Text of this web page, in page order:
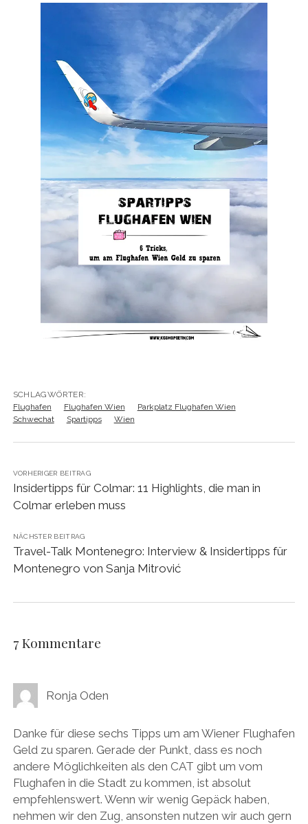
SCHLAGWÖRTER:
Flughafen
Flughafen Wien
Parkplatz Flughafen Wien
Schwechat
Spartipps Wien
VORHERIGER BEITRAG
Insidertipps für Colmar: 11 Highlights, die man in
Colmar erleben muss
NÄCHSTER BEITRAG
Travel-Talk Montenegro: Interview & Insidertipps für
Montenegro von Sanja Mitrović
7 Kommentare
Ronja Oden
Danke für diese sechs Tipps um am Wiener Flughafen
Geld zu sparen. Gerade der Punkt, dass es noch
andere Möglichkeiten als den CAT gibt um vom
Flughafen in die Stadt zu kommen, ist absolut
empfehlenswert. Wenn wir wenig Gepäck haben,
nehmen wir den Zug, ansonsten nutzen wir auch gern